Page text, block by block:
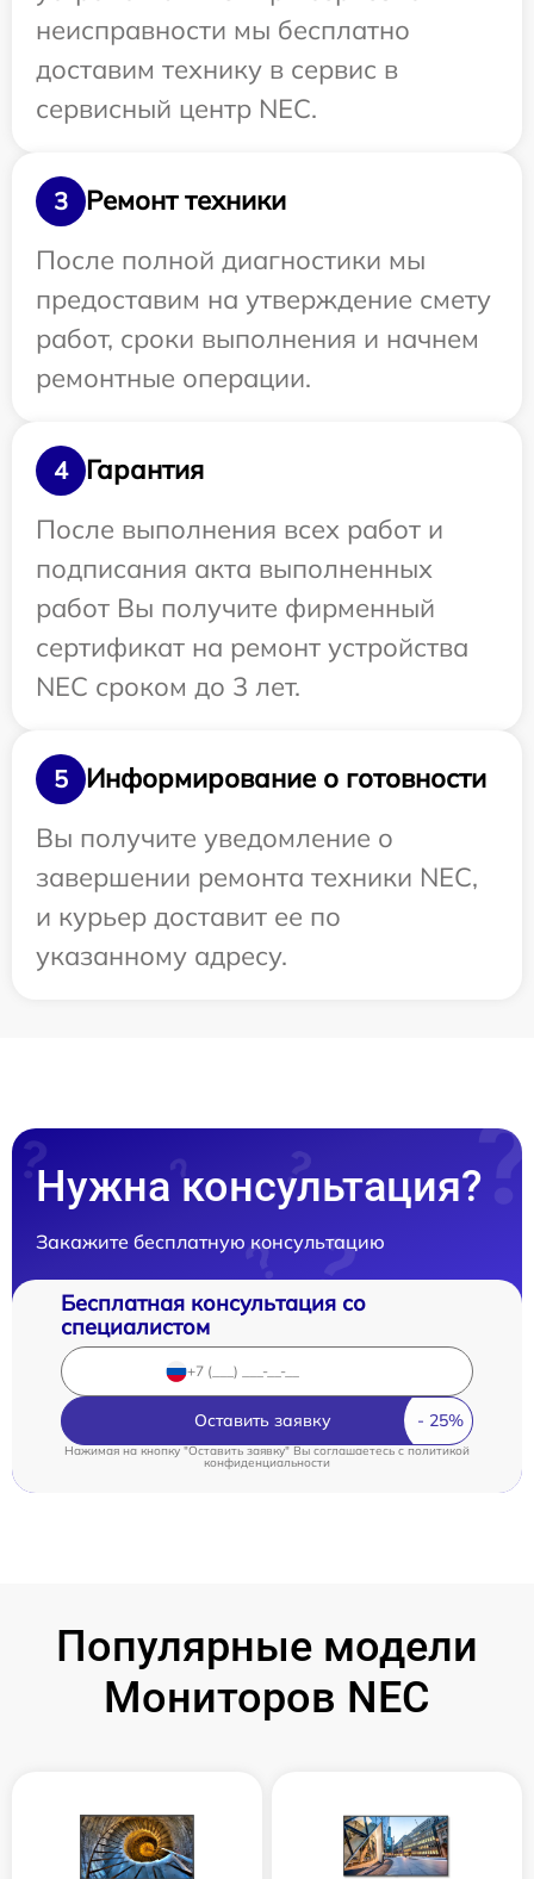
неисправности мы бесплатно
доставим технику в сервис в
сервисный центр NEC.
3
Ремонт техники
После полной диагностики мы
предоставим на утверждение смету
работ, сроки выполнения и начнем
ремонтные операции.
4
Гарантия
После выполнения всех работ и
подписания акта выполненных
работ Вы получите фирменный
сертификат на ремонт устройства
NEC сроком до 3 лет.
5
Информирование о готовности
Вы получите уведомление о
завершении ремонта техники NEC,
и курьер доставит ее по
указанному адресу.
Нужна консультация?
Закажите бесплатную консультацию
Бесплатная консультация со
специалистом
Оставить заявку
Нажимая на кнопку "Оставить заявку" Вы соглашаетесь cполитикой
конфиденциальности
Популярные модели
Мониторов NEC